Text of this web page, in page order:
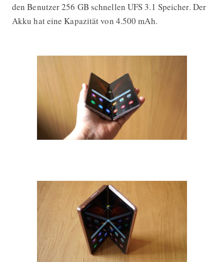
den Benutzer 256 GB schnellen UFS 3.1 Speicher. Der
Akku hat eine Kapazität von 4.500 mAh.